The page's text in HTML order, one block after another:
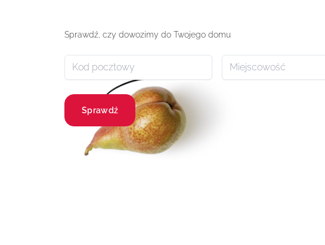
Sprawdź, czy dowozimy do Twojego domu
Sprawdź